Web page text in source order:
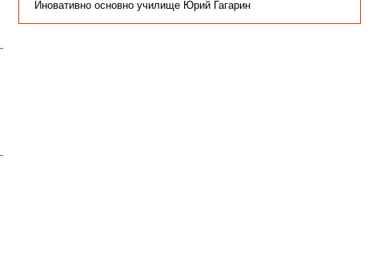
Иновативно основно училище Юрий Гагарин